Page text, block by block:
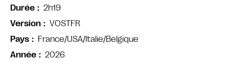
Durée
2h19
Version
VOSTFR
Pays
France/USA/Italie/Belgique
Année
2026